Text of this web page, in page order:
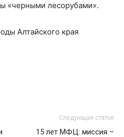
«черными лесорубами».
Алтайского края
Следующая статья
15 лет МФЦ: миссия –